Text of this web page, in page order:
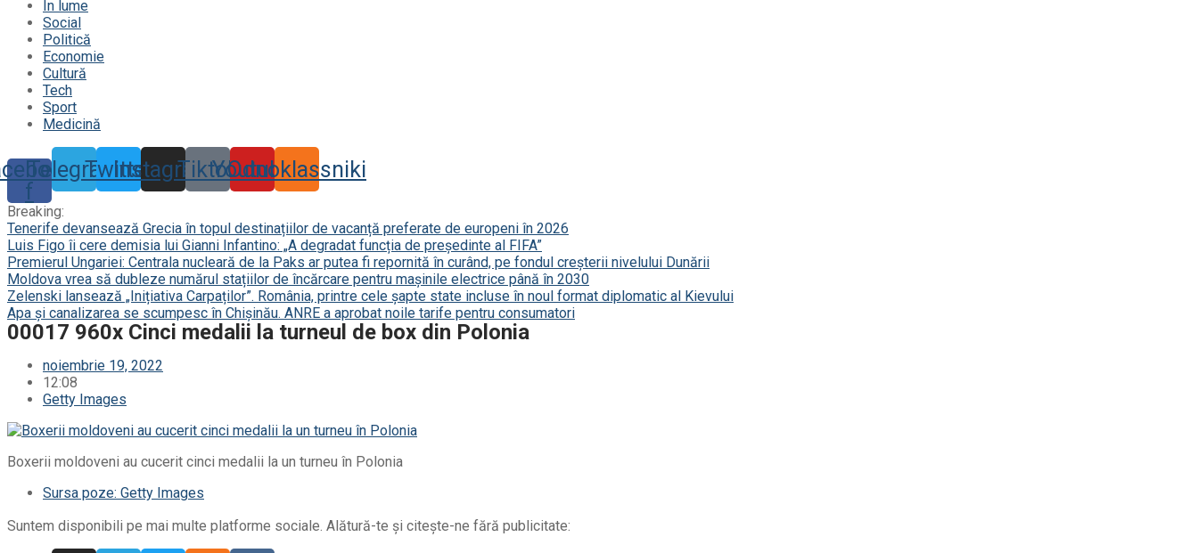
În lume
Social
Politică
Economie
Cultură
Tech
Sport
Medicină
f
TelegramTwitter
Instagram
TiktokYoutube
Odnoklassniki
Breaking:
Tenerife devansează Grecia în topul destinațiilor de vacanță preferate de europeni în 2026
Luis Figo îi cere demisia lui Gianni Infantino: „A degradat funcția de președinte al FIFA”
Premierul Ungariei: Centrala nucleară de la Paks ar putea fi repornită în curând, pe fondul creșterii nivelului Dunării
Moldova vrea să dubleze numărul stațiilor de încărcare pentru mașinile electrice până în 2030
Zelenski lansează „Inițiativa Carpaților”. România, printre cele șapte state incluse în noul format diplomatic al Kievului
Apa și canalizarea se scumpesc în Chișinău. ANRE a aprobat noile tarife pentru consumatori
00017 960x Cinci medalii la turneul de box din Polonia
noiembrie 19, 2022
12:08
Getty Images
Boxerii moldoveni au cucerit cinci medalii la un turneu în Polonia
Sursa poze: Getty Images
Suntem disponibili pe mai multe platforme sociale. Alătură-te și citește-ne fără publicitate: